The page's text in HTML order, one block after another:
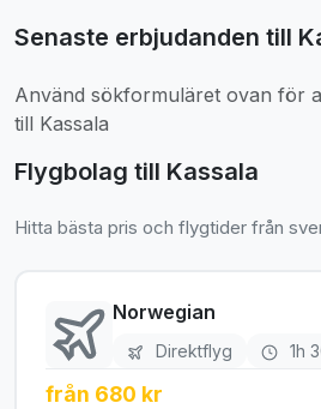
Senaste erbjudanden till
Använd sökformuläret ovan för
till Kassala
Flygbolag till Kassala
Hitta bästa pris och flygtider från
Norwegian
Direktflyg 1h
från 680 kr